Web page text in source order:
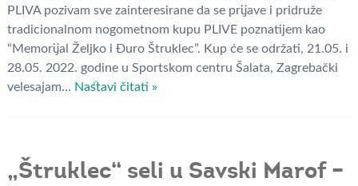
PLIVA pozivam sve zainteresirane da se prijave i pridruže
tradicionalnom nogometnom kupu PLIVE poznatijem kao
“Memorijal Željko i Đuro Štruklec”. Kup će se održati, 21.05. i
28.05. 2022. godine u Sportskom centru Šalata, Zagrebački
velesajam… Nastavi čitati »
„Štruklec“ seli u Savski Marof –